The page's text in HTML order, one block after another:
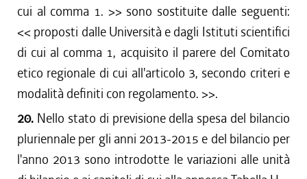
cui al comma 1. >> sono sostituite dalle seguenti:
<< proposti dalle Università e dagli Istituti scientifici
di cui al comma 1, acquisito il parere del Comitato
etico regionale di cui all'articolo 3, secondo criteri e
modalità definiti con regolamento. >>.
20. Nello stato di previsione della spesa del bilancio
pluriennale per gli anni 2013-2015 e del bilancio per
l'anno 2013 sono introdotte le variazioni alle unità